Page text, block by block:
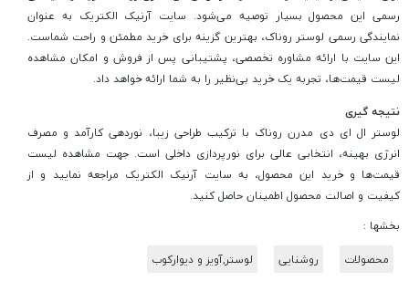
رسمی این محصول بسیار توصیه می‌شود. سایت آرنیک الکتریک به عنوان
نمایندگی رسمی لوستر روناک، بهترین گزینه برای خرید مطمئن و راحت شماست.
این سایت با ارائه مشاوره تخصصی، پشتیبانی پس از فروش و امکان مشاهده
لیست قیمت‌ها، تجربه یک خرید بی‌نظیر را به شما ارائه خواهد داد.
نتیجه گیری
لوستر ال ای دی مدرن روناک با ترکیب طراحی زیبا، نوردهی کارآمد و مصرف
انرژی بهینه، انتخابی عالی برای نورپردازی داخلی است. جهت مشاهده لیست
قیمت‌ها و خرید این محصول، به سایت آرنیک الکتریک مراجعه نمایید و از
کیفیت و اصالت محصول اطمینان حاصل کنید.
بخشها :
محصولات
روشنایی لوستر,آویز و دیوارکوب